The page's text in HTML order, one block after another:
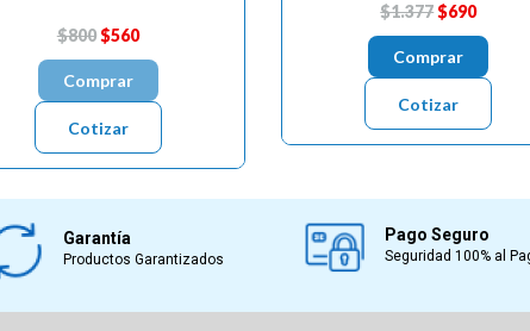
$800$560
Comprar
Cotizar
$1.377$690
Comprar
Cotizar
Garantía
Productos Garantizados
Pago Seguro
Seguridad 100% al